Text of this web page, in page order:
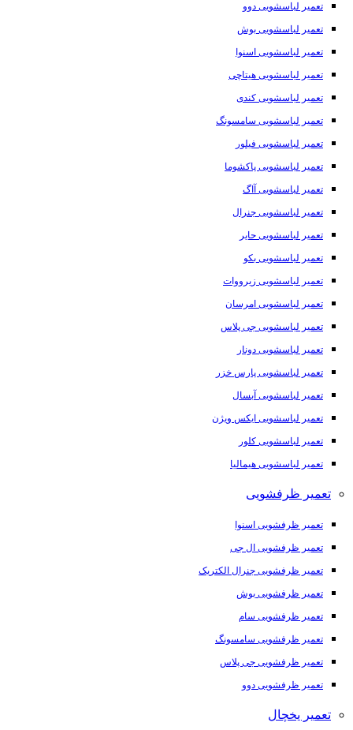
تعمیر لباسشویی دوو
تعمیر لباسشویی بوش
تعمیر لباسشویی اسنوا
تعمیر لباسشویی هیتاچی
تعمیر لباسشویی کندی
تعمیر لباسشویی سامسونگ
تعمیر لباسشویی فیلور
تعمیر لباسشویی پاکشوما
تعمیر لباسشویی آاگ
تعمیر لباسشویی جنرال
تعمیر لباسشویی حایر
تعمیر لباسشویی بکو
تعمیر لباسشویی زیرووات
تعمیر لباسشویی امرسان
تعمیر لباسشویی جی پلاس
تعمیر لباسشویی دونار
تعمیر لباسشویی پارس خزر
تعمیر لباسشویی آبسال
تعمیر لباسشویی ایکس ویژن
تعمیر لباسشویی کلور
تعمیر لباسشویی هیمالیا
تعمیر ظرفشویی
تعمیر ظرفشویی اسنوا
تعمیر ظرفشویی ال جی
تعمیر ظرفشویی جنرال الکتریک
تعمیر ظرفشویی بوش
تعمیر ظرفشویی سام
تعمیر ظرفشویی سامسونگ
تعمیر ظرفشویی جی پلاس
تعمیر ظرفشویی دوو
تعمیر یخچال